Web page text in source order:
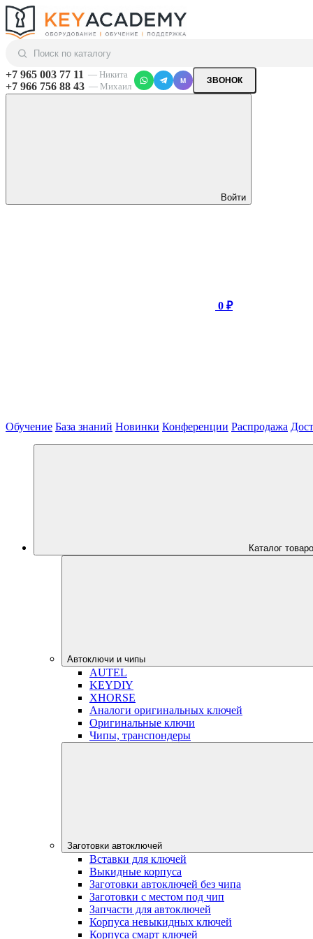
+7 965 003 77 11 — Никита
+7 966 756 88 43 — Михаил
M ЗВОНОК
Войти
0 ₽
Обучение База знаний Новинки Конференции Распродажа
Каталог
Автоключи и чипы
AUTEL
KEYDIY
XHORSE
Аналоги оригинальных ключей
Оригинальные ключи
Чипы, транспондеры
Заготовки автоключей
Вставки для ключей
Выкидные корпуса
Заготовки автоключей без чипа
Заготовки с местом под чип
Запчасти для автоключей
Корпуса невыкидных ключей
Корпуса смарт ключей